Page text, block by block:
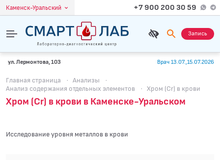
Каменск-Уральский +7 900 200 30 59
Запись
ул. Лермонтова, 103 Врач 13.07.,15.07.2026
Главная страница · Анализы
·
Анализ содержания отдельных элементов
· Хром (Cr) в крови
Хром (Cr) в крови в Каменске-Уральском
Исследование уровня металлов в крови